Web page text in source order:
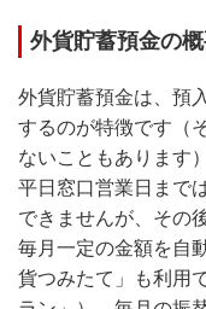
外貨貯蓄預金の
外貨貯蓄預金は、預
するのが特徴です（
ないこともあります
平日窓口営業日まで
できませんが、その
毎月一定の金額を自
貨つみたて」も利用